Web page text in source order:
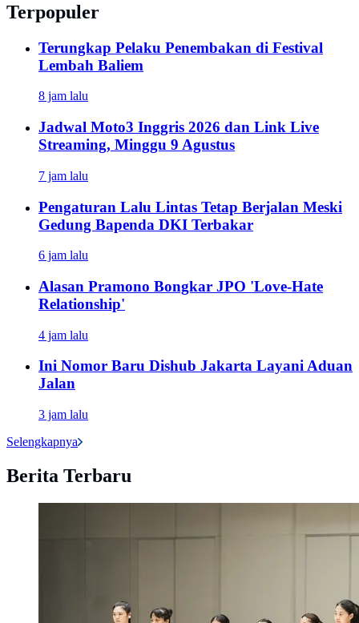
Terpopuler
Terungkap Pelaku Penembakan di Festival
Lembah Baliem
8 jam lalu
Jadwal Moto3 Inggris 2026 dan Link Live
Streaming, Minggu 9 Agustus
7 jam lalu
Pengaturan Lalu Lintas Tetap Berjalan Meski
Gedung Bapenda DKI Terbakar
6 jam lalu
Alasan Pramono Bongkar JPO 'Love-Hate
Relationship'
4 jam lalu
Ini Nomor Baru Dishub Jakarta Layani Aduan
Jalan
3 jam lalu
Selengkapnya
Berita Terbaru